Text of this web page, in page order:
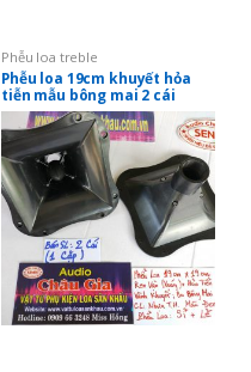
Phễu loa treble
Phễu loa 19cm khuyết hỏa
tiễn mẫu bông mai 2 cái
Audio Châu Gia